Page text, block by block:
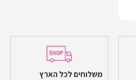
משלוחים לכל הארץ